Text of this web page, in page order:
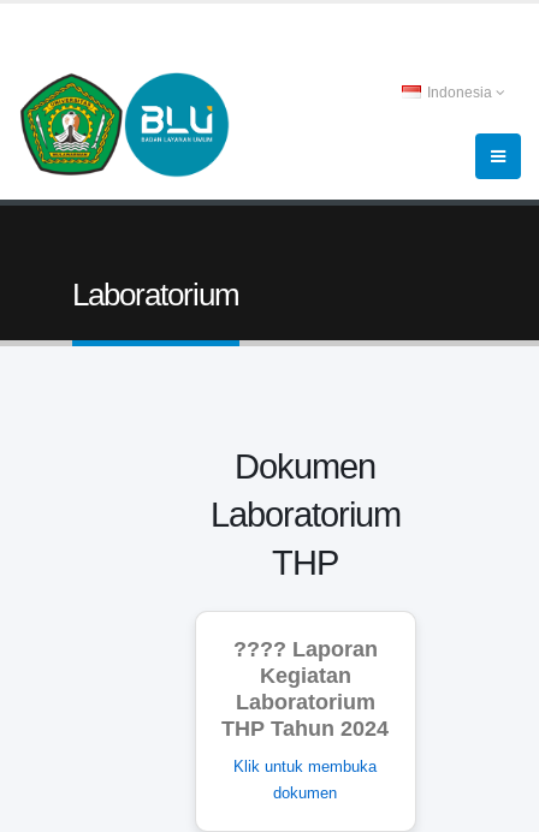
Indonesia
Laboratorium
Dokumen
Laboratorium
THP
???? Laporan
Kegiatan
Laboratorium
THP Tahun 2024
Klik untuk membuka
dokumen